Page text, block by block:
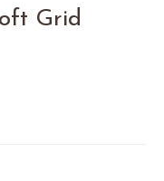
Grid